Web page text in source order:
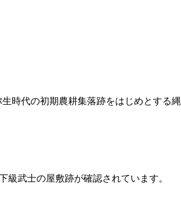
時代の初期農耕集落跡をはじめとする
武士の屋敷跡が確認されています。